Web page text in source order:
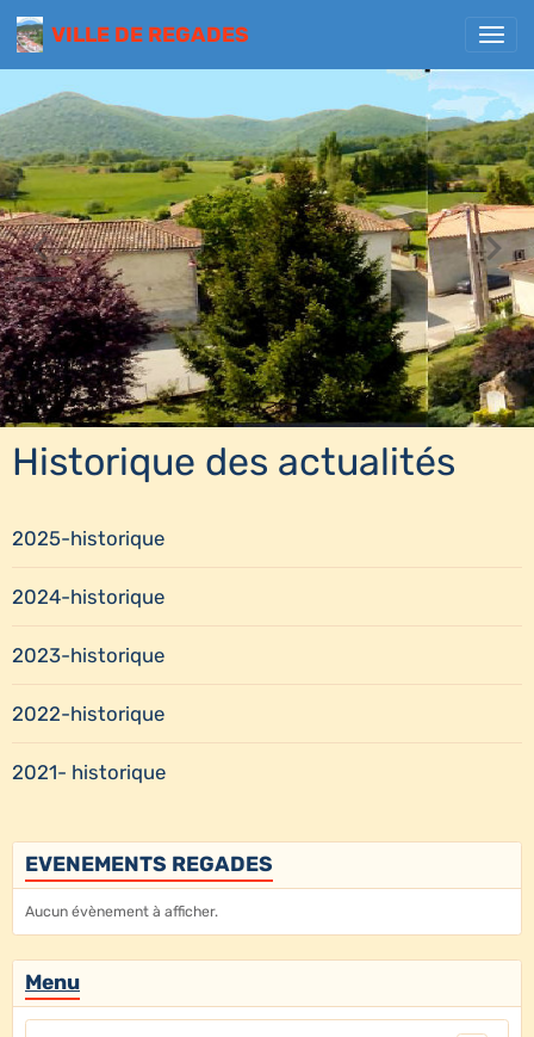
VILLE DE REGADES
Historique des actualités
2025-historique
2024-historique
2023-historique
2022-historique
2021- historique
EVENEMENTS REGADES
Aucun évènement à afficher.
Menu